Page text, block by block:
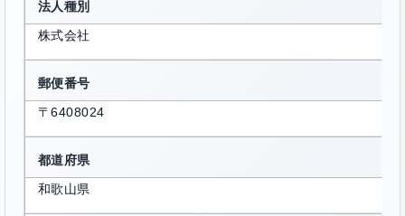
法人種別
株式会社
郵便番号
〒6408024
都道府県
和歌山県